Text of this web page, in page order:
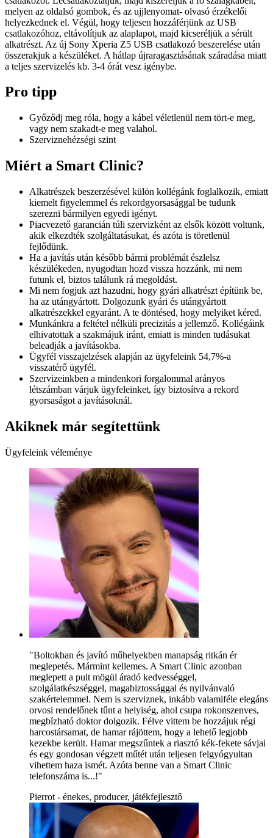
melyen az oldalsó gombok, és az ujjlenyomat- olvasó érzékelői
helyezkednek el. Végül, hogy teljesen hozzáférjünk az USB
csatlakozóhoz, eltávolítjuk az alaplapot, majd kicseréljük a sérült
alkatrészt. Az új Sony Xperia Z5 USB csatlakozó beszerelése után
összerakjuk a készüléket. A hátlap újraragasztásának száradása miatt
a teljes szervizelés kb. 3-4 órát vesz igénybe.
Pro tipp
Győződj meg róla, hogy a kábel véletlenül nem tört-e meg,
vagy nem szakadt-e meg valahol.
Szerviznehézségi szint
Miért a Smart Clinic?
Alkatrészek beszerzésével külön kollégánk foglalkozik, emiatt
kiemelt figyelemmel és rekordgyorsasággal be tudunk
szerezni bármilyen egyedi igényt.
Piacvezető garancián túli szervizként az elsők között voltunk,
akik elkezdték szolgáltatásukat, és azóta is töretlenül
fejlődünk.
Ha a javítás után később bármi problémát észlelsz
készülékeden, nyugodtan hozd vissza hozzánk, mi nem
futunk el, biztos találunk rá megoldást.
Mi nem fogjuk azt hazudni, hogy gyári alkatrészt építünk be,
ha az utángyártott. Dolgozunk gyári és utángyártott
alkatrészekkel egyaránt. A te döntésed, hogy melyiket kéred.
Munkánkra a feltétel nélküli precizitás a jellemző. Kollégáink
elhivatottak a szakmájuk iránt, emiatt is minden tudásukat
beleadják a javításokba.
Ügyfél visszajelzések alapján az ügyfeleink 54,7%-a
visszatérő ügyfél.
Szervizeinkben a mindenkori forgalommal arányos
létszámban várjuk ügyfeleinket, így biztosítva a rekord
gyorsaságot a javításoknál.
Akiknek már segítettünk
Ügyfeleink véleménye
"Boltokban és javító műhelyekben manapság ritkán ér
meglepetés. Mármint kellemes. A Smart Clinic azonban
meglepett a pult mögül áradó kedvességgel,
szolgálatkészséggel, magabiztossággal és nyilvánvaló
szakértelemmel. Nem is szerviznek, inkább valamiféle elegáns
orvosi rendelőnek tűnt a helyiség, ahol csupa rokonszenves,
megbízható doktor dolgozik. Félve vittem be hozzájuk régi
harcostársamat, de hamar rájöttem, hogy a lehető legjobb
kezekbe került. Hamar megszűntek a riasztó kék-fekete sávjai
és egy gondosan végzett műtét után teljesen felgyógyultan
vihettem haza ismét. Azóta benne van a Smart Clinic
telefonszáma is...!"
Pierrot - énekes, producer, játékfejlesztő